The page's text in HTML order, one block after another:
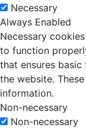
Necessary
Always Enabled
Necessary
to function
that ensures
the website.
information.
Non-necessary
Non-necessary